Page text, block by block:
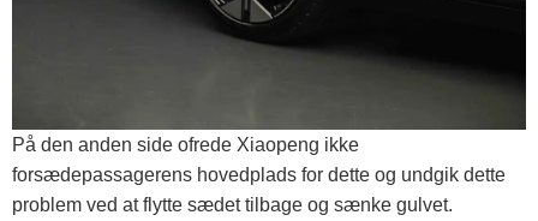
På den anden side ofrede Xiaopeng ikke
forsædepassagerens hovedplads for dette og undgik dette
problem ved at flytte sædet tilbage og sænke gulvet.